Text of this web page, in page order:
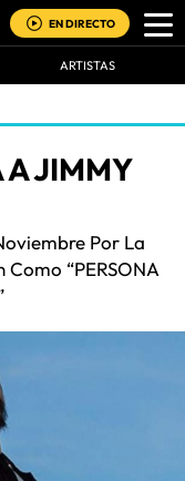
EN DIRECTO
ARTISTAS
A JIMMY
Por La
“PERSONA